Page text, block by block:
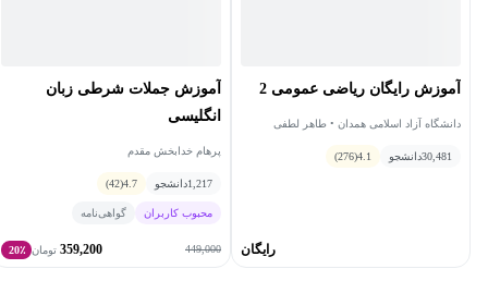
آموزش رایگان ریاضی عمومی 2
دانشگاه آزاد اسلامی همدان • طاهر لطفی
30,481دانشجو 4.1
(276)
رایگان
آموزش جملات شرطی زبان
انگلیسی
پرهام خدابخش مقدم
1,217دانشجو 4.7
(42)
محبوب کاربران گواهی‌نامه
449,000
359,200 تومان 20٪